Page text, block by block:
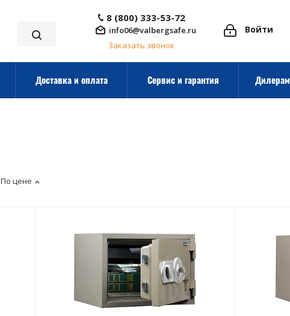
Войти
8 (800) 333-53-72
info06@valbergsafe.ru
Заказать звонок
Доставка и оплата Сервис и гарантия Дилерам
По цене